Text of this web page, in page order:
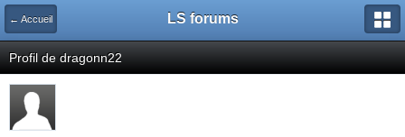
← Accueil LS forums
Profil de dragonn22